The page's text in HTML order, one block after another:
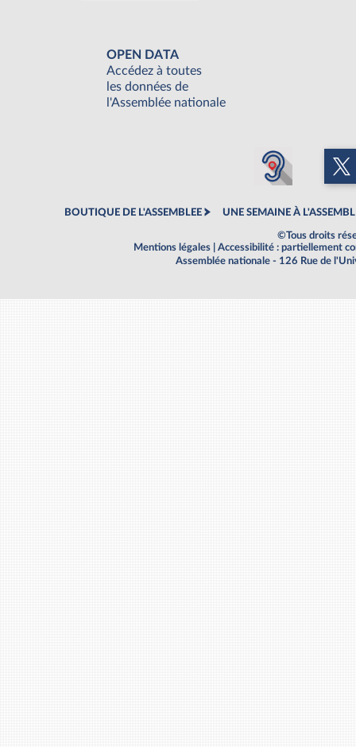
OPEN DATA
Accédez à toutes
les données de
l'Assemblée nationale
BOUTIQUE DE L'ASSEMBLEE UNE SEMAINE À
©Tous droits
Mentions légales
Accessibilité : partiellement
Assemblée nationale - 126 Rue de